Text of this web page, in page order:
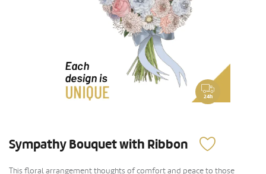
24h
Sympathy Bouquet with Ribbon
This floral arrangement thoughts of comfort and peace to those